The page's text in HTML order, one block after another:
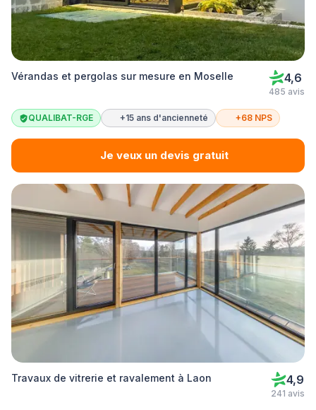
Vérandas et pergolas sur mesure en Moselle 4,6
485 avis
QUALIBAT-RGE +15 ans d'ancienneté +68 NPS
Je veux un devis gratuit
Travaux de vitrerie et ravalement à Laon 4,9
241 avis